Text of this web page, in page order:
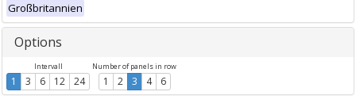
Großbritannien
Options
Intervall
1 3 6 12 24
Number of panels in row
1 2 3 4 6